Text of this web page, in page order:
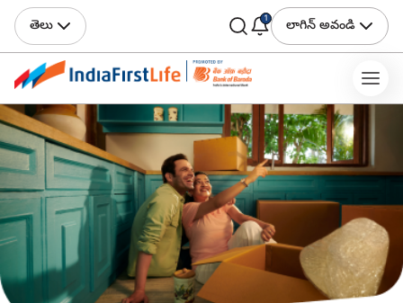
తెలు 1 లాగిన్ అవండి